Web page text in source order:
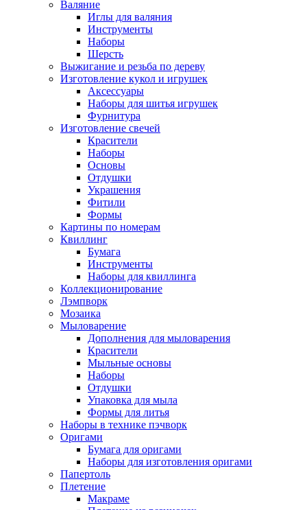
Валяние
Иглы для валяния
Инструменты
Наборы
Шерсть
Выжигание и резьба по дереву
Изготовление кукол и игрушек
Аксессуары
Наборы для шитья игрушек
Фурнитура
Изготовление свечей
Красители
Наборы
Основы
Отдушки
Украшения
Фитили
Формы
Картины по номерам
Квиллинг
Бумага
Инструменты
Наборы для квиллинга
Коллекционирование
Лэмпворк
Мозаика
Мыловарение
Дополнения для мыловарения
Красители
Мыльные основы
Наборы
Отдушки
Упаковка для мыла
Формы для литья
Наборы в технике пэчворк
Оригами
Бумага для оригами
Наборы для изготовления оригами
Папертоль
Плетение
Макраме